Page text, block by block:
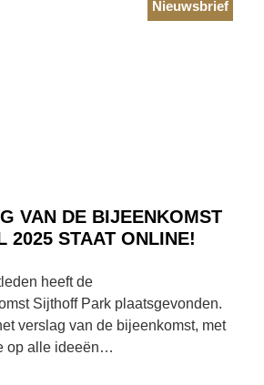
Nieuwsbrief
VAN DE BIJEENKOMST
2025 STAAT ONLINE!
heeft de
Sijthoff Park plaatsgevonden.
verslag van de bijeenkomst, met
op alle ideeën…